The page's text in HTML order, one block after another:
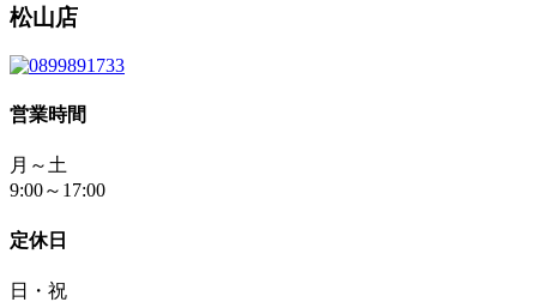
松山店
営業時間
月～土
9:00～17:00
定休日
日・祝